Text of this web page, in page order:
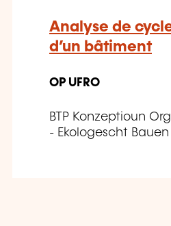
Analyse de
d’un bâtiment
OP UFRO
BTP Konzeptioun
- Ekologescht Bauen